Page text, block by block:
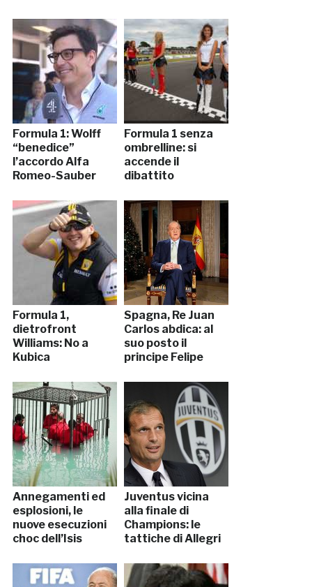
Formula 1: Wolff
“benedice”
l’accordo Alfa
Romeo-Sauber
Formula 1 senza
ombrelline: si
accende il
dibattito
Formula 1,
dietrofront
Williams: No a
Kubica
Spagna, Re Juan
Carlos abdica: al
suo posto il
principe Felipe
Annegamenti ed
esplosioni, le
nuove esecuzioni
choc dell’Isis
Juventus vicina
alla finale di
Champions: le
tattiche di Allegri